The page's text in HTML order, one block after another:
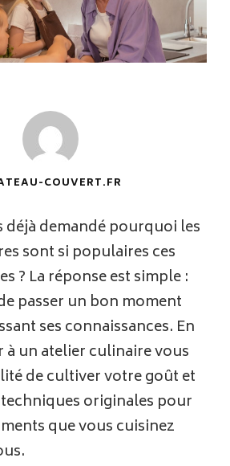
COUVERT.FR
déjà demandé pourquoi les
sont si populaires ces
? La réponse est simple :
passer un bon moment
ses connaissances. En
un atelier culinaire vous
de cultiver votre goût et
originales pour
que vous cuisinez